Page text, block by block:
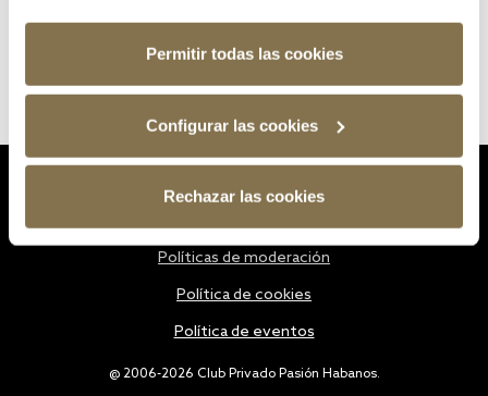
Permitir todas las cookies
Configurar las cookies
Rechazar las cookies
@ 2006-2026 Club Privado Pasión Habanos.
Políticas de moderación
Política de cookies
Política de eventos